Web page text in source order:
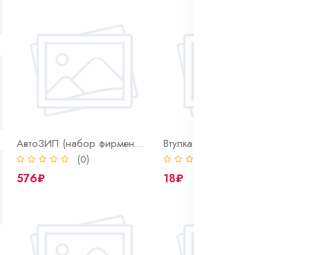
АвтоЗИП (набор фирменного крепежа)
(0)
576₽ 18₽